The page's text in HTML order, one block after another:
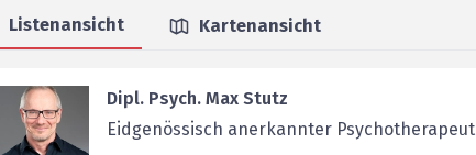
Listenansicht Kartenansicht
Dipl. Psych. Max Stutz
Eidgenössisch anerkannter Psychotherapeut